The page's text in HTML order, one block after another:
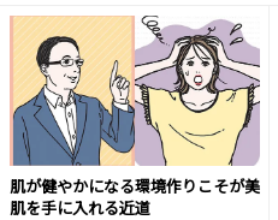
肌が健やかになる環境作りこそが美
肌を手に入れる近道